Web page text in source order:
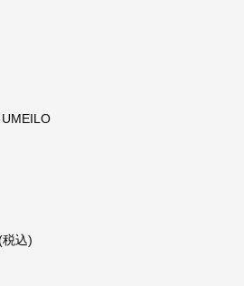
UMEILO
税込)